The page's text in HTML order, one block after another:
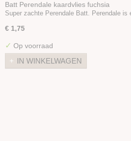
Batt Perendale kaardvlies fuchsia
Super zachte Perendale Batt. Perendale is
€ 1,75
✓ Op voorraad
IN WINKELWAGEN